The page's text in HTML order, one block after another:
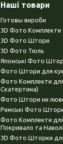
Наші товари
Готовы вироби
3D Фото
3D Фото Штори
3D Фото Тюль
Японські Фото
Фото Штори для
Фото Комплекти
Скатертина)
Фото Штори ни
Римські Фото
Фото Комплекти
Покривало та
3D Фото Шторки для